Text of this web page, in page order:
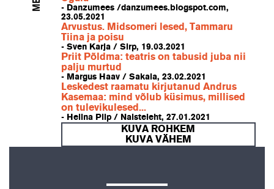
- Danzumees /danzumees.blogspot.com,
23.05.2021
Arvustus. Midsomeri lesed, Tammaru
Tiina ja poisu
- Sven Karja / Sirp, 19.03.2021
Priit Põldma: teatris on tabusid juba nii
palju murtud
- Margus Haav / Sakala, 23.02.2021
Leskedest raamatu kirjutanud Andrus
Kasemaa: mind võlub küsimus, millised
on tulevikulesed...
- Helina Piip / Naisteleht, 27.01.2021
KUVA ROHKEM
KUVA VÄHEM